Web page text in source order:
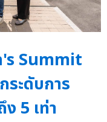
Summit
ระดับการ
5 เท่า